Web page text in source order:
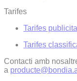
Tarifes
Tarifes
Tarifes
Contacti amb
a